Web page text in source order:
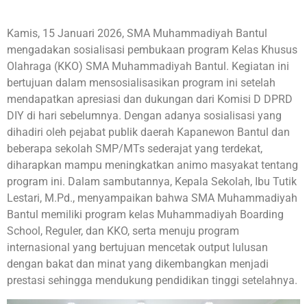
Kamis, 15 Januari 2026, SMA Muhammadiyah Bantul
mengadakan sosialisasi pembukaan program Kelas Khusus
Olahraga (KKO) SMA Muhammadiyah Bantul. Kegiatan ini
bertujuan dalam mensosialisasikan program ini setelah
mendapatkan apresiasi dan dukungan dari Komisi D DPRD
DIY di hari sebelumnya. Dengan adanya sosialisasi yang
dihadiri oleh pejabat publik daerah Kapanewon Bantul dan
beberapa sekolah SMP/MTs sederajat yang terdekat,
diharapkan mampu meningkatkan animo masyakat tentang
program ini. Dalam sambutannya, Kepala Sekolah, Ibu Tutik
Lestari, M.Pd., menyampaikan bahwa SMA Muhammadiyah
Bantul memiliki program kelas Muhammadiyah Boarding
School, Reguler, dan KKO, serta menuju program
internasional yang bertujuan mencetak output lulusan
dengan bakat dan minat yang dikembangkan menjadi
prestasi sehingga mendukung pendidikan tinggi setelahnya.